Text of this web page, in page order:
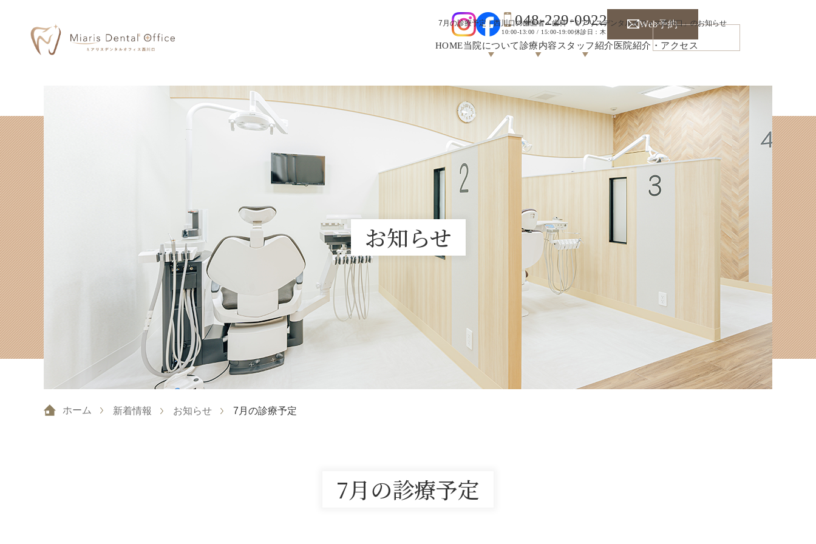
048-229-0922
10:00-13:00 / 15:00-19:00休診日：木
Web予約
HOME当院について診療内容 スタッフ紹介 医院紹介・アクセス
7月の診療予定｜西川口の歯医者・歯科「ミアリスデンタルオフィス西川口」のお知らせ
お知らせ
ホーム 新着情報 お知らせ 7月の診療予定
7月の診療予定